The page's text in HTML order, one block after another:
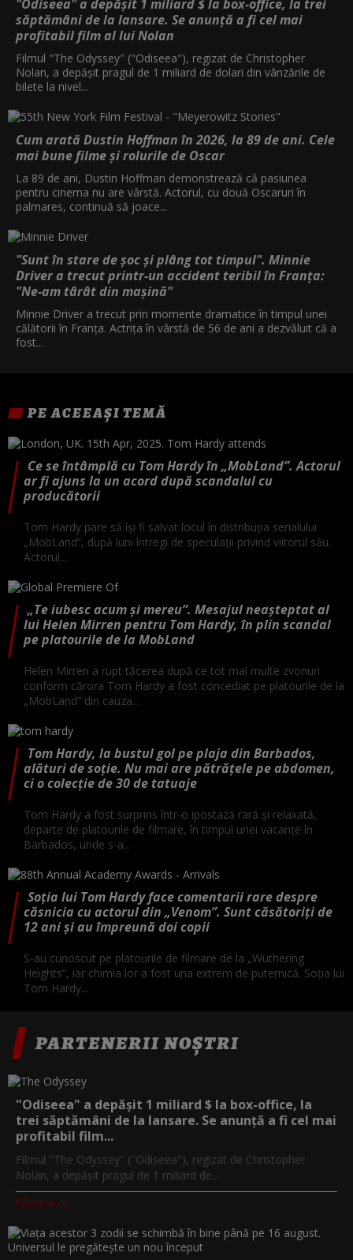
"Odiseea" a depășit 1 miliard $ la box-office, la trei
săptămâni de la lansare. Se anunță a fi cel mai
profitabil film al lui Nolan
Filmul "The Odyssey" ("Odiseea"), regizat de Christopher
Nolan, a depăşit pragul de 1 miliard de dolari din vânzările de
bilete la nivel...
Cum arată Dustin Hoffman în 2026, la 89 de ani. Cele
mai bune filme și rolurile de Oscar
La 89 de ani, Dustin Hoffman demonstrează că pasiunea
pentru cinema nu are vârstă. Actorul, cu două Oscaruri în
palmares, continuă să joace...
"Sunt în stare de șoc și plâng tot timpul". Minnie
Driver a trecut printr-un accident teribil în Franța:
"Ne-am târât din mașină"
Minnie Driver a trecut prin momente dramatice în timpul unei
călătorii în Franța. Actrița în vârstă de 56 de ani a dezvăluit că a
fost...
PE ACEEAȘI TEMĂ
Ce se întâmplă cu Tom Hardy în „MobLand”. Actorul
ar fi ajuns la un acord după scandalul cu
producătorii
Tom Hardy pare să își fi salvat locul în distribuția serialului
„MobLand”, după luni întregi de speculații privind viitorul său.
Actorul...
„Te iubesc acum și mereu”. Mesajul neașteptat al
lui Helen Mirren pentru Tom Hardy, în plin scandal
pe platourile de la MobLand
Helen Mirren a rupt tăcerea după ce tot mai multe zvonuri
conform cărora Tom Hardy a fost concediat pe platourile de la
„MobLand” din cauza...
Tom Hardy, la bustul gol pe plaja din Barbados,
alături de soție. Nu mai are pătrățele pe abdomen,
ci o colecție de 30 de tatuaje
Tom Hardy a fost surprins într-o ipostază rară și relaxată,
departe de platourile de filmare, în timpul unei vacanțe în
Barbados, unde s-a...
Soția lui Tom Hardy face comentarii rare despre
căsnicia cu actorul din „Venom”. Sunt căsătoriți de
12 ani și au împreună doi copii
S-au cunoscut pe platourile de filmare de la „Wuthering
Heights”, iar chimia lor a fost una extrem de puternică. Soția lui
Tom Hardy...
PARTENERII NOȘTRI
"Odiseea" a depășit 1 miliard $ la box-office, la
trei săptămâni de la lansare. Se anunță a fi cel mai
profitabil film...
Filmul "The Odyssey" ("Odiseea"), regizat de Christopher
Nolan, a depăşit pragul de 1 miliard de...
Filmnow.ro